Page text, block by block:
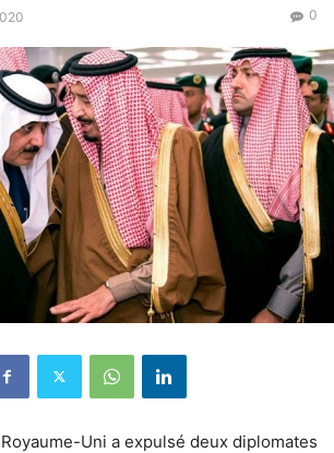
0
Uni a expulsé deux diplomates